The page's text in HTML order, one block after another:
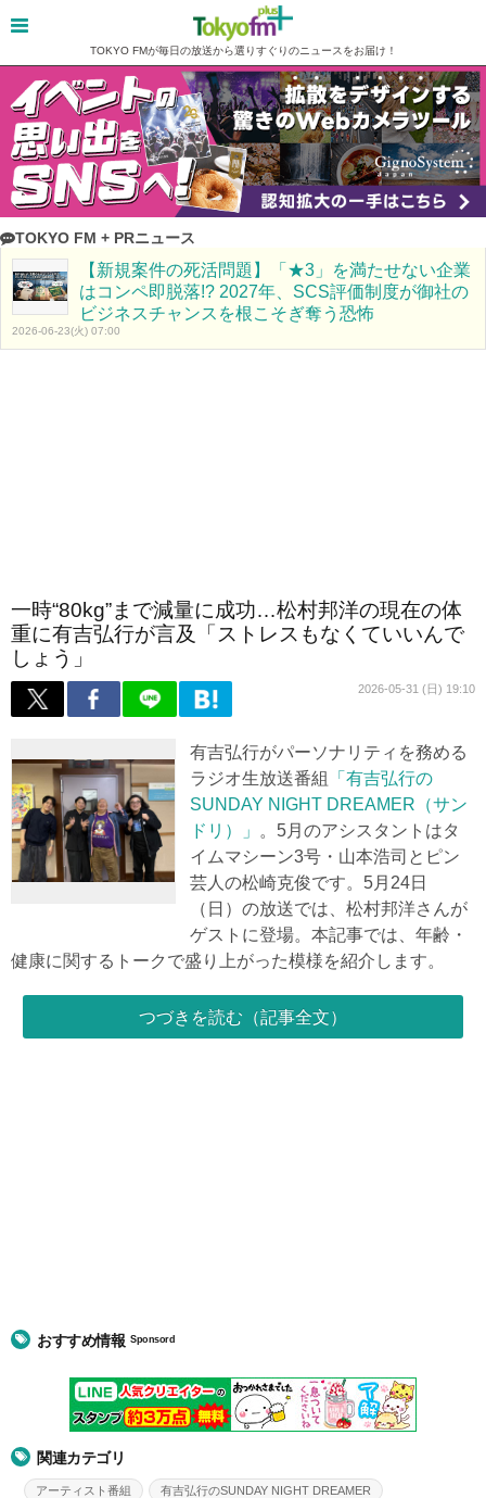
TOKYO FMが毎日の放送から選りすぐりのニュースをお届け！
TOKYO FM + PRニュース
【新規案件の死活問題】「★3」を満たせない企業
はコンペ即脱落!? 2027年、SCS評価制度が御社の
ビジネスチャンスを根こそぎ奪う恐怖
2026-06-23(火) 07:00
一時“80kg”まで減量に成功…松村邦洋の現在の体
重に有吉弘行が言及「ストレスもなくていいんで
しょう」
2026-05-31 (日) 19:10
有吉弘行がパーソナリティを務める
ラジオ生放送番組
「有吉弘行の
SUNDAY NIGHT DREAMER（サン
ドリ）」
。5月のアシスタントはタ
イムマシーン3号・山本浩司とピン
芸人の松崎克俊です。5月24日
（日）の放送では、松村邦洋さんが
ゲストに登場。本記事では、年齢・
健康に関するトークで盛り上がった模様を紹介します。
つづきを読む（記事全文）
おすすめ情報Sponsord
関連カテゴリ
アーティスト番組 有吉弘行のSUNDAY NIGHT DREAMER